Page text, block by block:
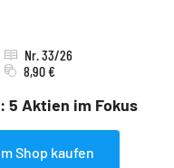
5 Aktien im Fokus
Nr. 33/26
8,90 €
Shop kaufen